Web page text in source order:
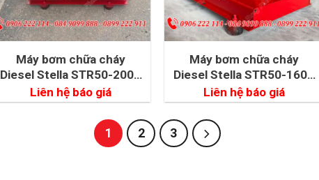
Máy bơm chữa cháy
Diesel Stella STR50-200B
11kW
Liên hệ báo giá
Máy bơm chữa cháy
Diesel Stella STR50-160A
7.5kW
Liên hệ báo giá
1 2 3